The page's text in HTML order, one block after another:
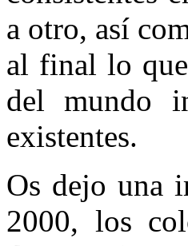
a otro, así
al final lo
del mundo
existentes.
Os dejo una
2000, los